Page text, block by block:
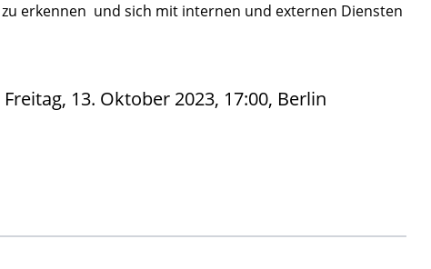
erkennen und sich mit internen und externen Diensten
13. Oktober 2023, 17:00, Berlin